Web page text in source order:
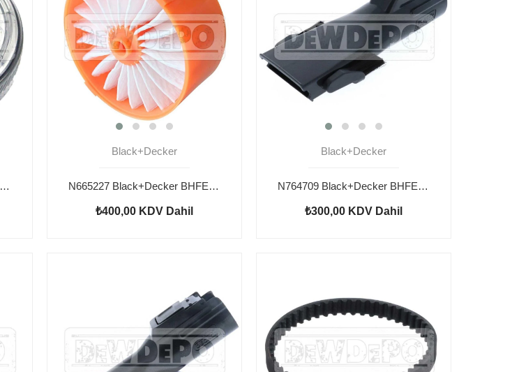
N925234 Black+Decker BHFEV182CP Temizleme Pedi
Black+Decker
N665227 Black+Decker BHFEV182CP Hepa Filtre
₺400,00 KDV Dahil
Black+Decker
N764709 Black+Decker BHFEV182CP Fırça
₺300,00 KDV Dahil